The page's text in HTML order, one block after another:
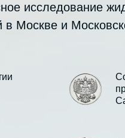
исследование
в Москве и